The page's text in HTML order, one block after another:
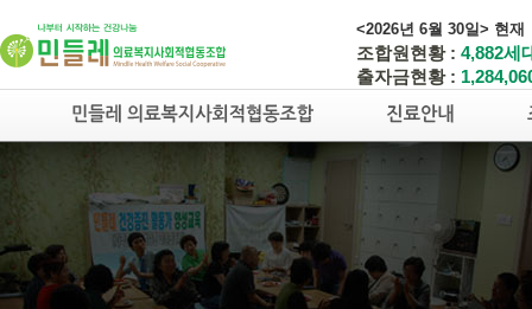
<2026년 6월 30일> 현재
조합원현황 : 4,882세
출자금현황 :